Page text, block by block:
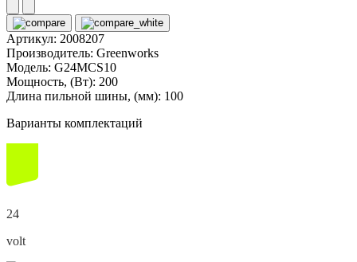
Артикул: 2008207
Производитель: Greenworks
Модель: G24MCS10
Мощность, (Вт): 200
Длина пильной шины, (мм): 100
Варианты комплектаций
24
volt